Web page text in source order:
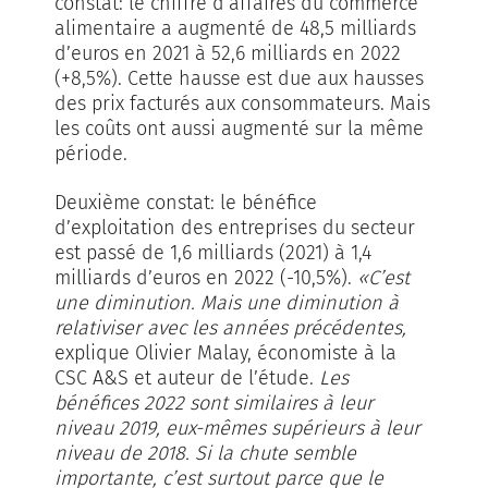
alimentaire a augmenté de 48,5 milliards
d’euros en 2021 à 52,6 milliards en 2022
(+8,5%). Cette hausse est due aux hausses
des prix facturés aux consommateurs. Mais
les coûts ont aussi augmenté sur la même
période.
Deuxième constat: le bénéfice
d’exploitation des entreprises du secteur
est passé de 1,6 milliards (2021) à 1,4
milliards d’euros en 2022 (-10,5%). «C’est
une diminution. Mais une diminution à
relativiser avec les années précédentes,
explique Olivier Malay, économiste à la
CSC A&S et auteur de l’étude. Les
bénéfices 2022 sont similaires à leur
niveau 2019, eux-mêmes supérieurs à leur
niveau de 2018. Si la chute semble
importante, c’est surtout parce que le